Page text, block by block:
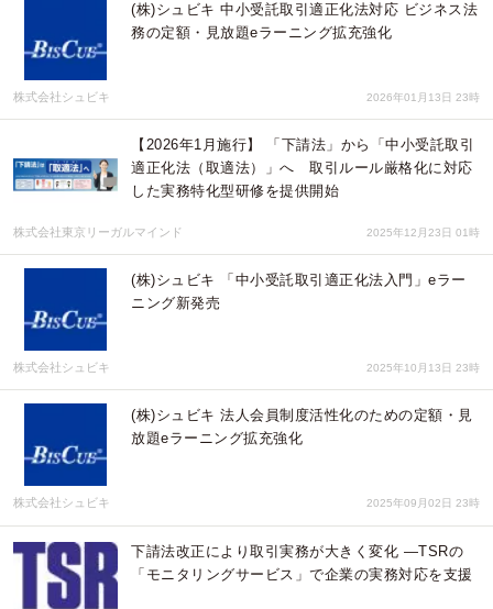
(株)シュビキ 中小受託取引適正化法対応 ビジネス法
務の定額・見放題eラーニング拡充強化
株式会社シュビキ 2026年01月13日 23時
【2026年1月施行】 「下請法」から「中小受託取引
適正化法（取適法）」へ 取引ルール厳格化に対応
した実務特化型研修を提供開始
株式会社東京リーガルマインド 2025年12月23日 01時
(株)シュビキ 「中小受託取引適正化法入門」eラー
ニング新発売
株式会社シュビキ 2025年10月13日 23時
(株)シュビキ 法人会員制度活性化のための定額・見
放題eラーニング拡充強化
株式会社シュビキ 2025年09月02日 23時
下請法改正により取引実務が大きく変化 ―TSRの
「モニタリングサービス」で企業の実務対応を支援